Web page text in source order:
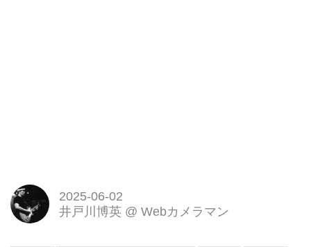
2025-06-02
井戸川博英 @ Webカメラマン